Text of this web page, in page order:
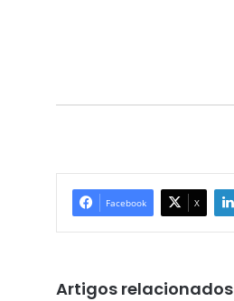
Facebook X
Artigos relacionados